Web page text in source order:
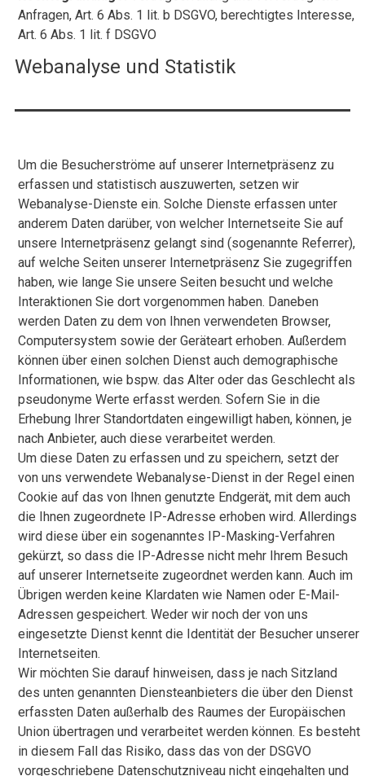
Anfragen, Art. 6 Abs. 1 lit. b DSGVO, berechtigtes Interesse,
Art. 6 Abs. 1 lit. f DSGVO
Webanalyse und Statistik
Um die Besucherströme auf unserer Internetpräsenz zu
erfassen und statistisch auszuwerten, setzen wir
Webanalyse-Dienste ein. Solche Dienste erfassen unter
anderem Daten darüber, von welcher Internetseite Sie auf
unsere Internetpräsenz gelangt sind (sogenannte Referrer),
auf welche Seiten unserer Internetpräsenz Sie zugegriffen
haben, wie lange Sie unsere Seiten besucht und welche
Interaktionen Sie dort vorgenommen haben. Daneben
werden Daten zu dem von Ihnen verwendeten Browser,
Computersystem sowie der Geräteart erhoben. Außerdem
können über einen solchen Dienst auch demographische
Informationen, wie bspw. das Alter oder das Geschlecht als
pseudonyme Werte erfasst werden. Sofern Sie in die
Erhebung Ihrer Standortdaten eingewilligt haben, können, je
nach Anbieter, auch diese verarbeitet werden.
Um diese Daten zu erfassen und zu speichern, setzt der
von uns verwendete Webanalyse-Dienst in der Regel einen
Cookie auf das von Ihnen genutzte Endgerät, mit dem auch
die Ihnen zugeordnete IP-Adresse erhoben wird. Allerdings
wird diese über ein sogenanntes IP-Masking-Verfahren
gekürzt, so dass die IP-Adresse nicht mehr Ihrem Besuch
auf unserer Internetseite zugeordnet werden kann. Auch im
Übrigen werden keine Klardaten wie Namen oder E-Mail-
Adressen gespeichert. Weder wir noch der von uns
eingesetzte Dienst kennt die Identität der Besucher unserer
Internetseiten.
Wir möchten Sie darauf hinweisen, dass je nach Sitzland
des unten genannten Diensteanbieters die über den Dienst
erfassten Daten außerhalb des Raumes der Europäischen
Union übertragen und verarbeitet werden können. Es besteht
in diesem Fall das Risiko, dass das von der DSGVO
vorgeschriebene Datenschutzniveau nicht eingehalten und